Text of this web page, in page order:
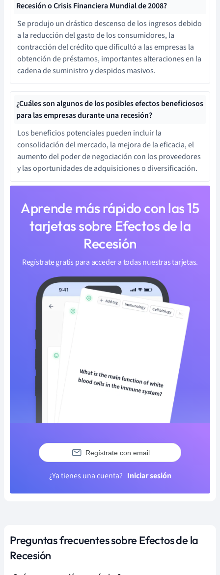
Recesión o Crisis Financiera Mundial de 2008?
Se produjo un drástico descenso de los ingresos debido
a la reducción del gasto de los consumidores, la
contracción del crédito que dificultó a las empresas la
obtención de préstamos, importantes alteraciones en la
cadena de suministro y despidos masivos.
¿Cuáles son algunos de los posibles efectos beneficiosos
para las empresas durante una recesión?
Los beneficios potenciales pueden incluir la
consolidación del mercado, la mejora de la eficacia, el
aumento del poder de negociación con los proveedores
y las oportunidades de adquisiciones o diversificación.
Aprende más rápido con las 15
tarjetas sobre Efectos de la
Recesión
Regístrate gratis para acceder a todas nuestras tarjetas.
Regístrate con email
¿Ya tienes una cuenta? Iniciar sesión
Preguntas frecuentes sobre Efectos de la
Recesión